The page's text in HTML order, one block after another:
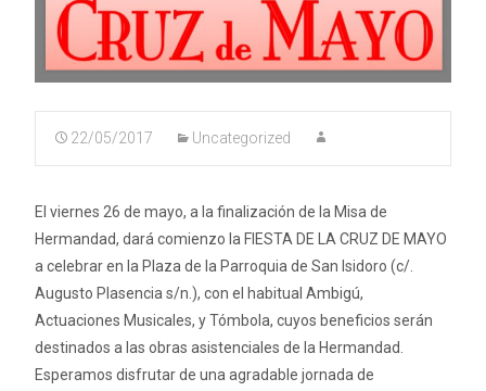
22/05/2017 Uncategorized
El viernes 26 de mayo, a la finalización de la Misa de
Hermandad, dará comienzo la FIESTA DE LA CRUZ DE MAYO
a celebrar en la Plaza de la Parroquia de San Isidoro (c/.
Augusto Plasencia s/n.), con el habitual Ambigú,
Actuaciones Musicales, y Tómbola, cuyos beneficios serán
destinados a las obras asistenciales de la Hermandad.
Esperamos disfrutar de una agradable jornada de